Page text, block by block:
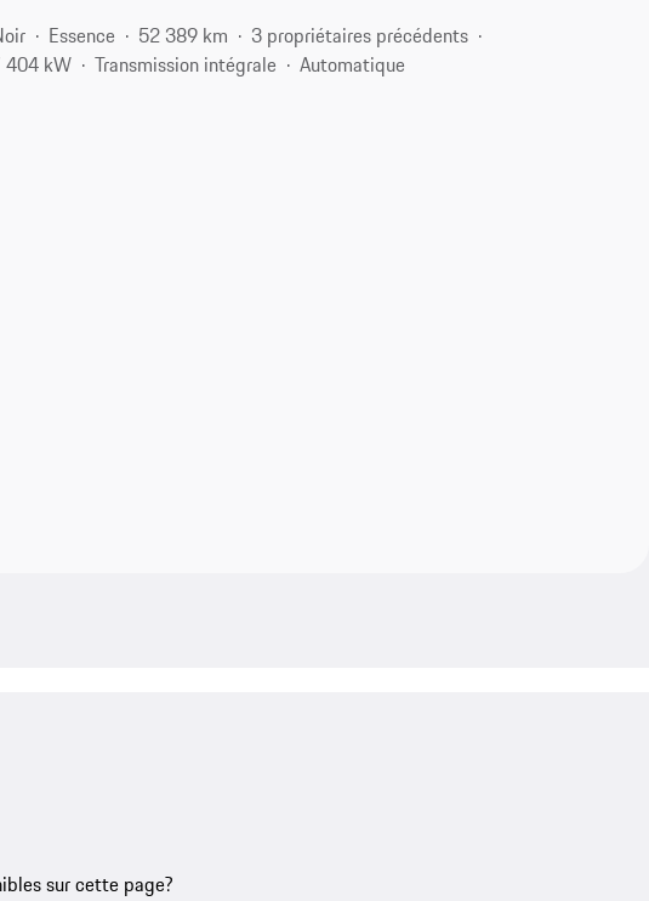
Essence 52 389 km
3 propriétaires précédents
kW Transmission intégrale
Automatique
sur cette page?